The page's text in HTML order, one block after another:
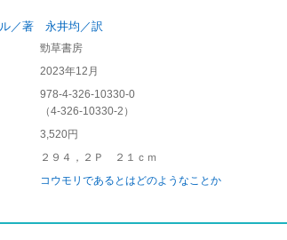
ル／著 永井均／訳
勁草書房
2023年12月
978-4-326-10330-0
（4-326-10330-2 ）
3,520円
２９４，２Ｐ ２１ｃｍ
コウモリであるとはどのようなことか